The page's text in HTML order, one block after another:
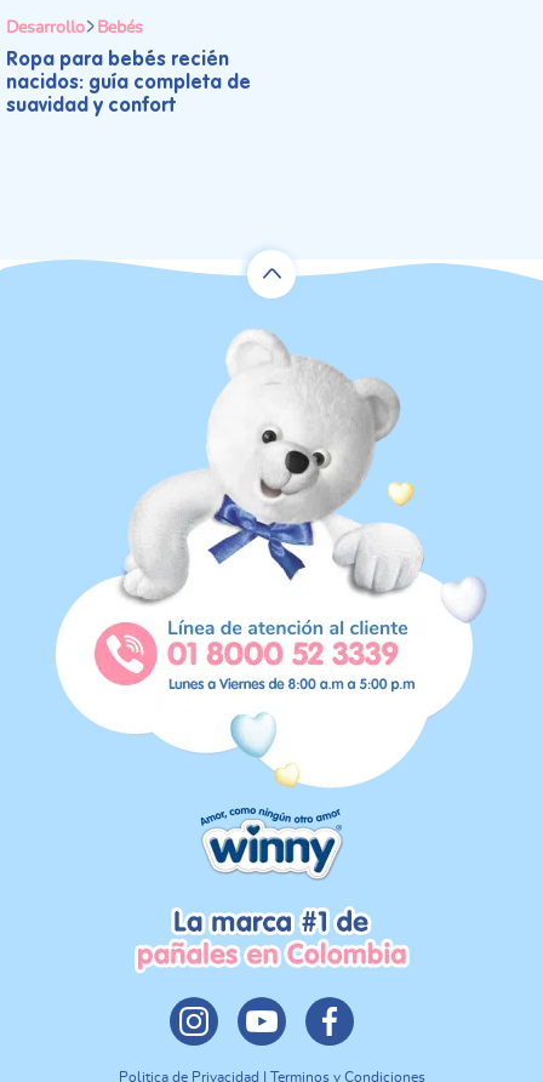
Desarrollo Bebés
Ropa para bebés recién
nacidos: guía completa de
suavidad y confort
Politica de Privacidad | Terminos y Condiciones